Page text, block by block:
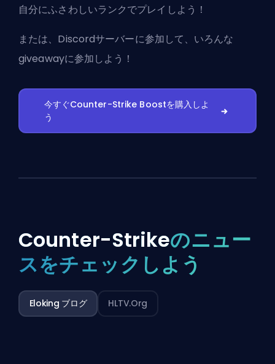
自分にふさわしいランクでプレイしよう！
または、 Discordサーバーに参加して、いろんな
giveawayに参加しよう！
今すぐCounter-Strike Boostを購入しよ
う
Counter-Strikeのニュー
スをチェックしよう
Eloking ブログ HLTV.org